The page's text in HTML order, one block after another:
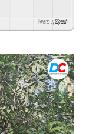
Powered By GSpeech